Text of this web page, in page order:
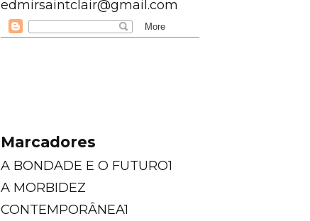
edmirsaintclair@gmail.com
Marcadores
A BONDADE E O FUTURO1
A MORBIDEZ
CONTEMPORÂNEA1